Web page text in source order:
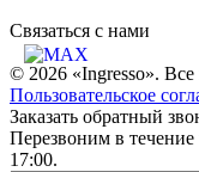
Связаться c нами
© 2026 «Ingresso».
Пользовательское
Заказать обратный
Перезвоним в течение
17:00.